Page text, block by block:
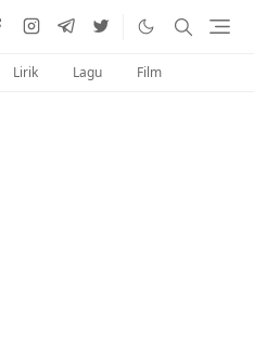
Lirik Lagu Film